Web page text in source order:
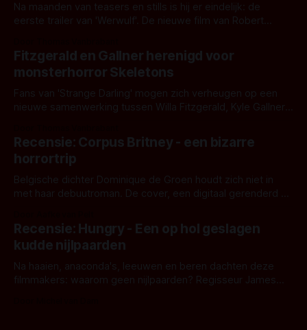
Na maanden van teasers en stills is hij er eindelijk: de
eerste trailer van 'Werwulf'. De nieuwe film van Robert
kille stijl vol folklore en mythe. Het topic deze keer is (kon
het het al raden?)... de weerwolf. Kijk je mee?
Fitzgerald en Gallner herenigd voor
monsterhorror Skeletons
Fans van 'Strange Darling' mogen zich verheugen op een
nieuwe samenwerking tussen Willa Fitzgerald, Kyle Gallner
'Skeletons', een nieuwe creature feature waarvoor de
opnames zijn gestart in Australië.
Recensie: Corpus Britney - een bizarre
horrortrip
Belgische dichter Dominique de Groen houdt zich niet in
met haar debuutroman. De cover, een digitaal gerenderd en
achtergrond, belooft iets kleurrijks maar onheilspellends,
iets ongrijpbaars. En dat maakt De Groen met ieder woord
waar.
Recensie: Hungry - Een op hol geslagen
kudde nijlpaarden
Na haaien, anaconda's, leeuwen en beren dachten deze
filmmakers: waarom geen nijlpaarden? Regisseur James